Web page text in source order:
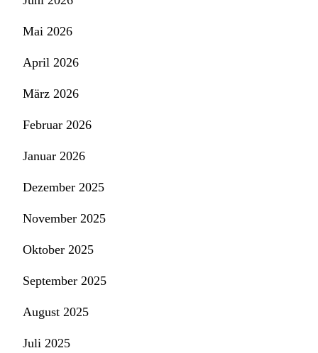
Mai 2026
April 2026
März 2026
Februar 2026
Januar 2026
Dezember 2025
November 2025
Oktober 2025
September 2025
August 2025
Juli 2025